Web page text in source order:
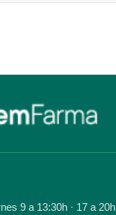
9 a 13:30h · 17 a 20h